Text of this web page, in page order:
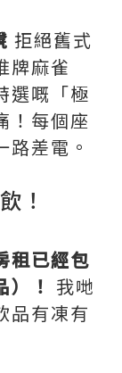
拒絕舊式
牌麻雀
選嘅「極
！每個座
差電。
！
租已經包
！ 我哋
品有凍有